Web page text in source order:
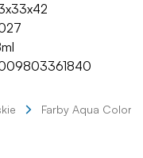
Farby Aqua Color